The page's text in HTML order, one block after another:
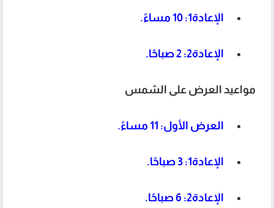
الإعادة1: 10 مساءً.
الإعادة2: 2 صباحًا.
مواعيد العرض على الشمس
العرض الأول: 11 مساءً.
الإعادة1: 3 صباحًا.
الإعادة2: 6 صباحًا.